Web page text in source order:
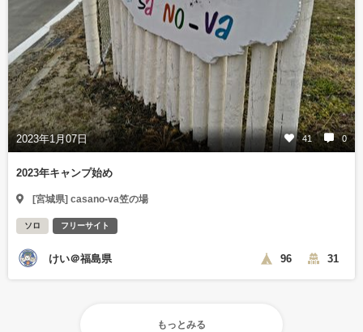
2023年1月07日 41 0
2023年キャンプ始め
[宮城県] casano-va笠の場
ソロ フリーサイト
けい＠福島県 96 31
もっとみる